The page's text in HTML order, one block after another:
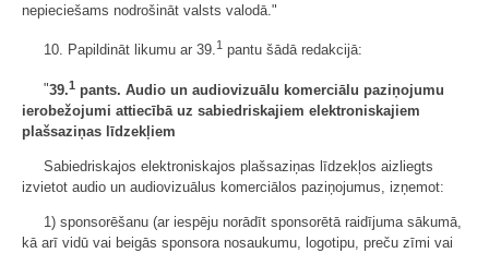
nepieciešams nodrošināt valsts valodā."
10. Papildināt likumu ar 39.1 pantu šādā redakcijā:
"39.1 pants. Audio un audiovizuālu komerciālu paziņojumu
ierobežojumi attiecībā uz sabiedriskajiem elektroniskajiem
plašsaziņas līdzekļiem
Sabiedriskajos elektroniskajos plašsaziņas līdzekļos aizliegts
izvietot audio un audiovizuālus komerciālos paziņojumus, izņemot:
1) sponsorēšanu (ar iespēju norādīt sponsorētā raidījuma sākumā,
kā arī vidū vai beigās sponsora nosaukumu, logotipu, preču zīmi vai